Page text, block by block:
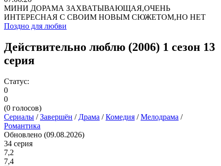
МИНИ ДОРАМА ЗАХВАТЫВАЮЩАЯ,ОЧЕНЬ
ИНТЕРЕСНАЯ С СВОИМ НОВЫМ СЮЖЕТОМ,НО НЕТ
Поздно для любви
Действительно люблю (2006) 1 сезон 13
серия
Статус:
0
0
(0 голосов)
Сериалы /Завершён / Драма /Комедия /Мелодрама /
Романтика
Обновлено (09.08.2026)
34 серия
7,2
7,4